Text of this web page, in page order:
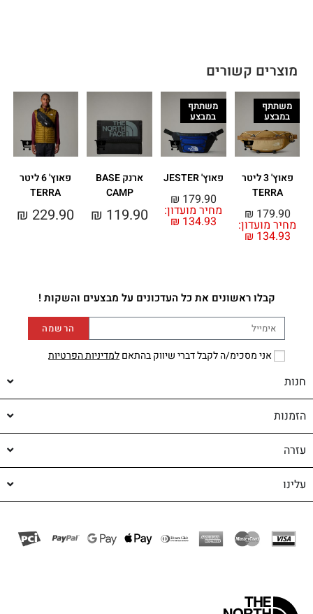
מוצרים קשורים
משתתף
במבצע
פאוץ' 3 ליטר
TERRA
מחיר מועדון:
₪ 134.93
₪ 179.90
משתתף
במבצע
פאוץ' JESTER
מחיר מועדון:
₪ 134.93
₪ 179.90
ארנק BASE
CAMP
₪ 119.90
פאוץ' 6 ליטר
TERRA
₪ 229.90
קבלו ראשונים את כל העדכונים על מבצעים והשקות !
אני מסכימ/ה לקבל דברי שיווק בהתאםלמדיניות הפרטיות
הרשמה
חנות
הזמנות
עזרה
עלינו